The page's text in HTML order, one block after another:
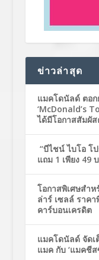
ข่าวล่าสุด
แมคโดนัลด์ ตอ
‘McDonald’s
ได้มีโอกาสสัมผั
“บีไชน์ ไบโอ โ
แถม 1 เพียง 49
โอกาสพิเศษสำ
ล่าร์ เซลล์ ราคา
คาร์บอนเครดิต
แมคโดนัลด์ จัดเ
แมค กับ ‘แมคชี